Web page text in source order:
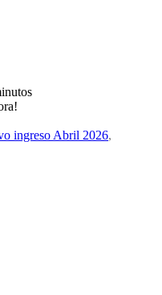
ingreso Abril 2026,